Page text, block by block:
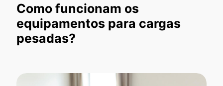
Como funcionam os
equipamentos para cargas
pesadas?